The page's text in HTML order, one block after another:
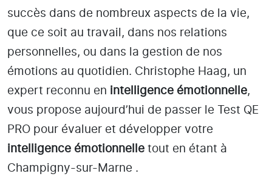
succès dans de nombreux aspects de la vie,
que ce soit au travail, dans nos relations
personnelles, ou dans la gestion de nos
émotions au quotidien. Christophe Haag, un
expert reconnu en intelligence émotionnelle,
vous propose aujourd’hui de passer le Test QE
PRO pour évaluer et développer votre
intelligence émotionnelle tout en étant à
Champigny-sur-Marne .